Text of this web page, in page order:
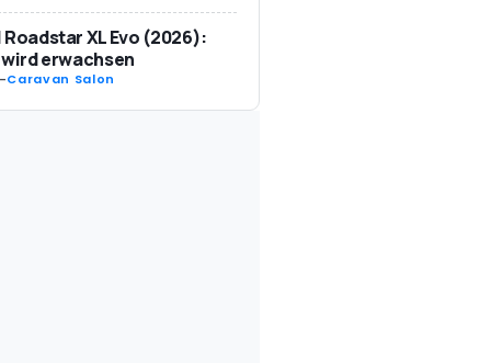
XL Evo (2026):
wird erwachsen
-Caravan Salon